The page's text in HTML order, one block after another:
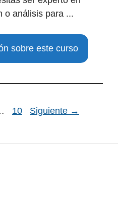
o análisis para ...
sobre este curso
Página
10 Siguiente →